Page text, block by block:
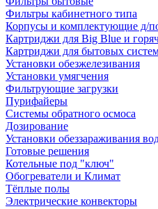
Фильтры кабинетного типа
Корпусы и комплектующие д/
Картриджи для Big Blue и
Картриджи для бытовых
Установки обезжелезивания
Установки умягчения
Фильтрующие загрузки
Пурифайеры
Системы обратного осмоса
Дозирование
Установки обеззараживания
Готовые решения
Котельные под "ключ"
Обогреватели и Климат
Тёплые полы
Электрические конвекторы